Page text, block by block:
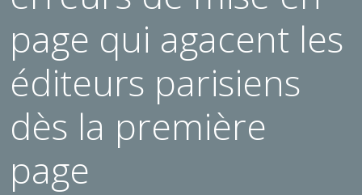
page qui agacent les
éditeurs parisiens
dès la première
page